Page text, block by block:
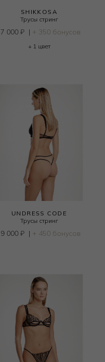
SHIKKOSA
Трусы стринг
7 000 ₽ | + 350 бонусов
+ 1 цвет
UNDRESS CODE
Трусы стринг
9 000 ₽ | + 450 бонусов